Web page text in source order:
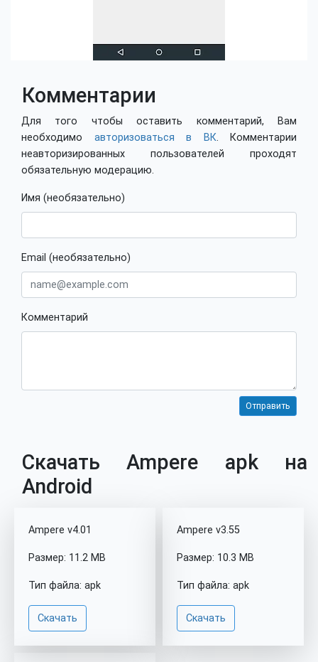
Комментарии
Для того чтобы оставить комментарий, Вам
необходимо авторизоваться в ВК. Комментарии
неавторизированных пользователей проходят
обязательную модерацию.
Имя (необязательно)
Email (необязательно)
Комментарий
Скачать Ampere apk на
Android
Ampere v4.01
Размер: 11.2 MB
Тип файла: apk
Скачать
Ampere v3.55
Размер: 10.3 MB
Тип файла: apk
Скачать